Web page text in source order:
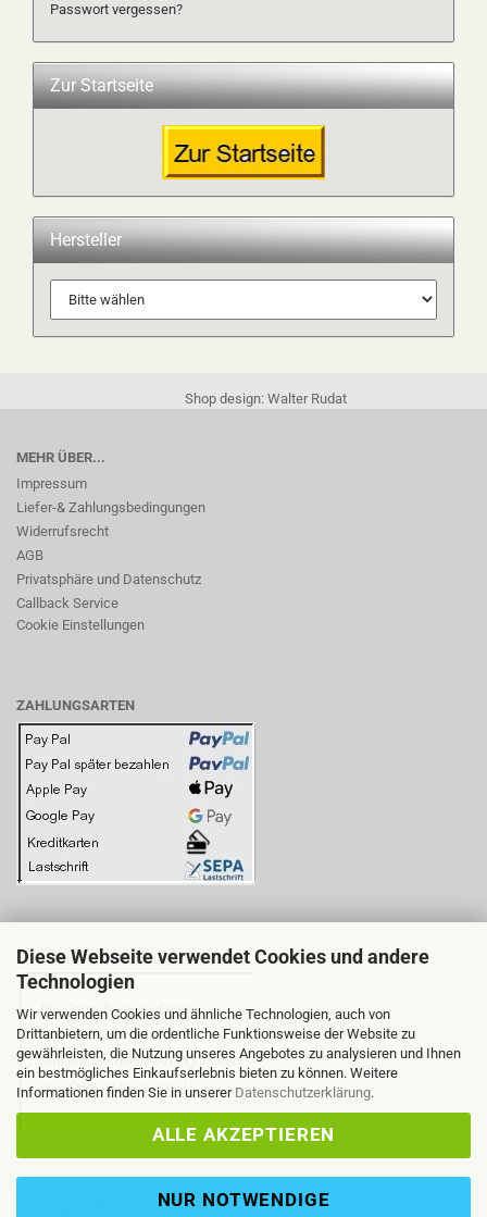
Diese Webseite verwendet Cookies und andere
Technologien
Wir verwenden Cookies und ähnliche Technologien, auch von
Drittanbietern, um die ordentliche Funktionsweise der Website zu
gewährleisten, die Nutzung unseres Angebotes zu analysieren und Ihnen
ein bestmögliches Einkaufserlebnis bieten zu können. Weitere
Informationen finden Sie in unserer Datenschutzerklärung.
ALLE AKZEPTIEREN
NUR NOTWENDIGE
Passwort vergessen?
Zur Startseite
Hersteller
Shop design: Walter Rudat
MEHR ÜBER...
Impressum
Liefer-& Zahlungsbedingungen
Widerrufsrecht
AGB
Privatsphäre und Datenschutz
Callback Service
Cookie Einstellungen
ZAHLUNGSARTEN
BITTE BEACHTEN SIE:
VERTRAG WIDERRUFEN